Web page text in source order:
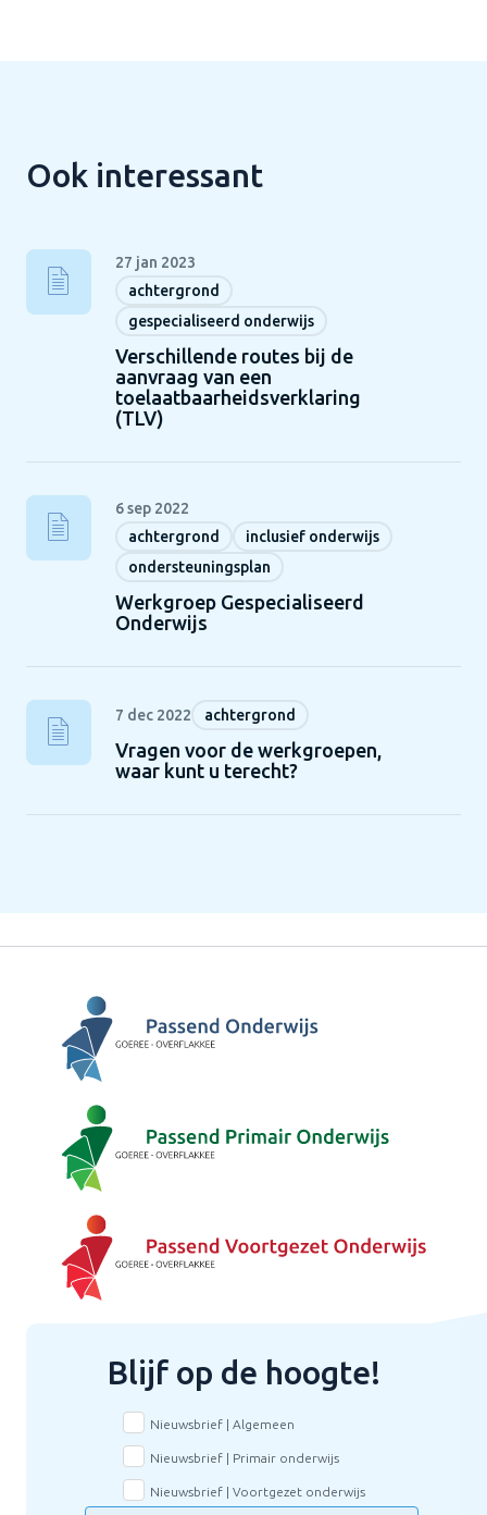
Ook interessant
Verschillende routes bij de
aanvraag van een
toelaatbaarheidsverklaring
(TLV)
27 jan 2023
achtergrond
gespecialiseerd onderwijs
Werkgroep Gespecialiseerd
Onderwijs
6 sep 2022
achtergrond
inclusief onderwijs
ondersteuningsplan
Vragen voor de werkgroepen,
waar kunt u terecht?
7 dec 2022 achtergrond
Blijf op de hoogte!
Nieuwsbrief | Algemeen
Nieuwsbrief | Primair onderwijs
Nieuwsbrief | Voortgezet onderwijs